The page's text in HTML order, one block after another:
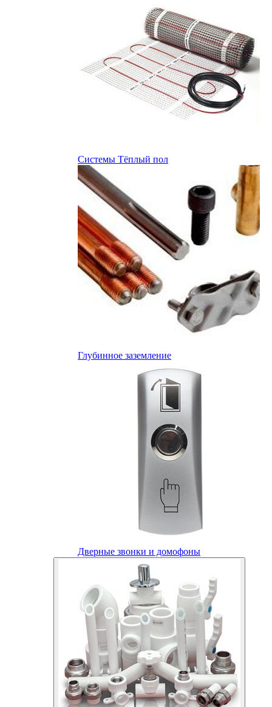
Системы Тёплый пол
Глубинное заземление
Дверные звонки и домофоны